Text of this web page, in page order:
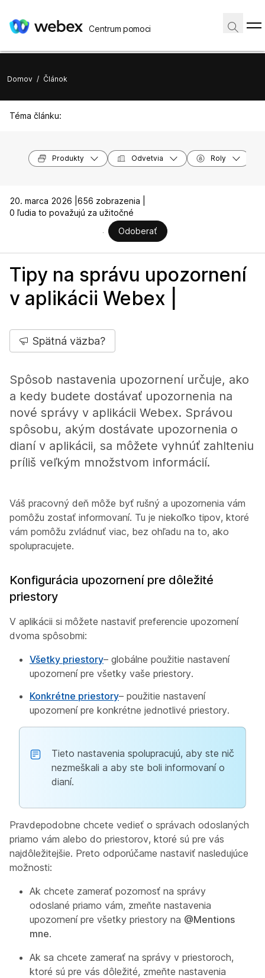
Centrum pomoci
Domov / Článok
Téma článku:
Produkty Odvetvia Roly
20. marca 2026 | 656 zobrazenia |
0 ľudia to považujú za užitočné
Odoberať
Tipy na správu upozornení
v aplikácii Webex |
Spätná väzba?
Spôsob nastavenia upozornení určuje, ako
a kedy budete dostávať upozornenia na
nové správy v aplikácii Webex. Správou
spôsobu, akým dostávate upozornenia o
dianí v aplikácii, sa môžete vyhnúť zahlteniu
príliš veľkým množstvom informácií.
Váš pracovný deň môže byť rušný a upozornenia vám
pomôžu zostať informovaní. Tu je niekoľko tipov, ktoré
vám pomôžu zvládnuť viac, bez ohľadu na to, ako
spolupracujete.
Konfigurácia upozornení pre dôležité
priestory
V aplikácii si môžete nastaviť preferencie upozornení
dvoma spôsobmi:
Všetky priestory– globálne použitie nastavení
upozornení pre všetky vaše priestory.
Konkrétne priestory– použitie nastavení
upozornení pre konkrétne jednotlivé priestory.
Tieto nastavenia spolupracujú, aby ste nič
nezmeškali a aby ste boli informovaní o
dianí.
Pravdepodobne chcete vedieť o správach odoslaných
priamo vám alebo do priestorov, ktoré sú pre vás
najdôležitejšie. Preto odporúčame nastaviť nasledujúce
možnosti:
Ak chcete zamerať pozornosť na správy
odoslané priamo vám, zmeňte nastavenia
upozornení pre všetky priestory na @Mentions
mne.
Ak sa chcete zamerať na správy v priestoroch,
ktoré sú pre vás dôležité, zmeňte nastavenia